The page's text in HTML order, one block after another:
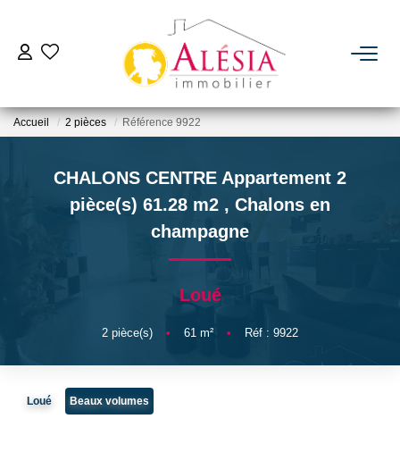
ACHETER
BIENS VENDUS / LOUÉS
NOTRE AGENCE
Accueil 2 pièces Référence 9922
CHALONS CENTRE Appartement 2
pièce(s) 61.28 m2 , Chalons en
champagne
Loué
2 pièce(s) • 61 m² • Réf : 9922
Loué Beaux volumes